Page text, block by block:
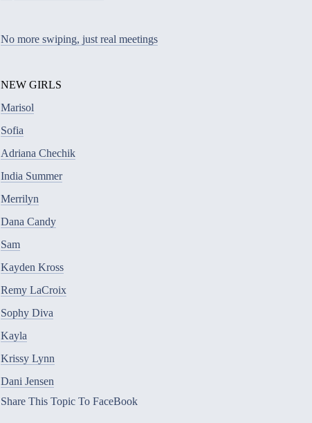
No more swiping, just real meetings
NEW GIRLS
Marisol
Sofia
Adriana Chechik
India Summer
Merrilyn
Dana Candy
Sam
Kayden Kross
Remy LaCroix
Sophy Diva
Kayla
Krissy Lynn
Dani Jensen
Share This Topic To FaceBook